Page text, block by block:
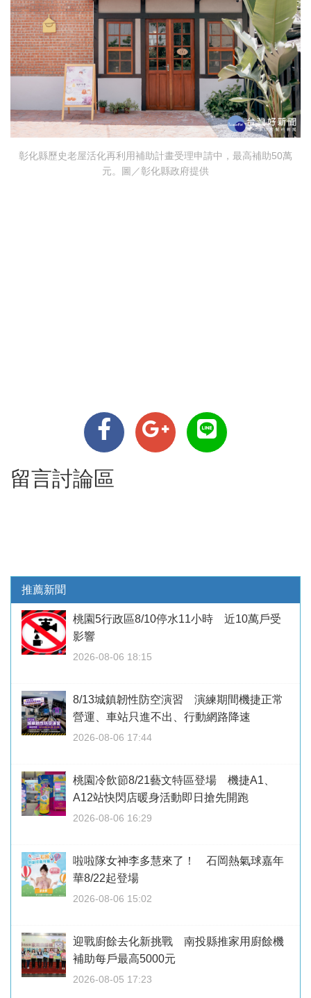
彰化縣歷史老屋活化再利用補助計畫受理申請中，最高補助50萬
元。圖／彰化縣政府提供
留言討論區
推薦新聞
桃園5行政區8/10停水11小時 近10萬戶受
影響
2026-08-06 18:15
8/13城鎮韌性防空演習 演練期間機捷正常
營運、車站只進不出、行動網路降速
2026-08-06 17:44
桃園冷飲節8/21藝文特區登場 機捷A1、
A12站快閃店暖身活動即日搶先開跑
2026-08-06 16:29
啦啦隊女神李多慧來了！ 石岡熱氣球嘉年
華8/22起登場
2026-08-06 15:02
迎戰廚餘去化新挑戰 南投縣推家用廚餘機
補助每戶最高5000元
2026-08-05 17:23